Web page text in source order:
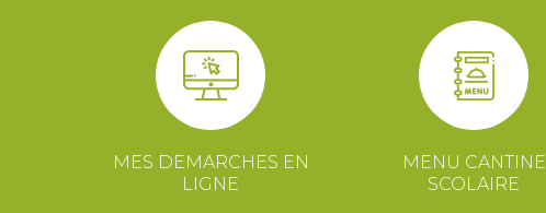
MES DEMARCHES EN
LIGNE
MENU CANTINE
SCOLAIRE